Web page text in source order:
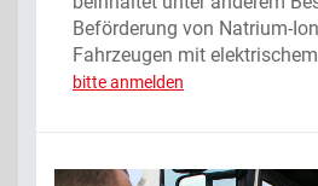
Beförderung von Natrium-
Fahrzeugen mit
bitte anmelden